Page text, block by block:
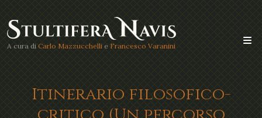
A cura di Carlo Mazzucchelli e Francesco Varanini
Itinerario filosofico-